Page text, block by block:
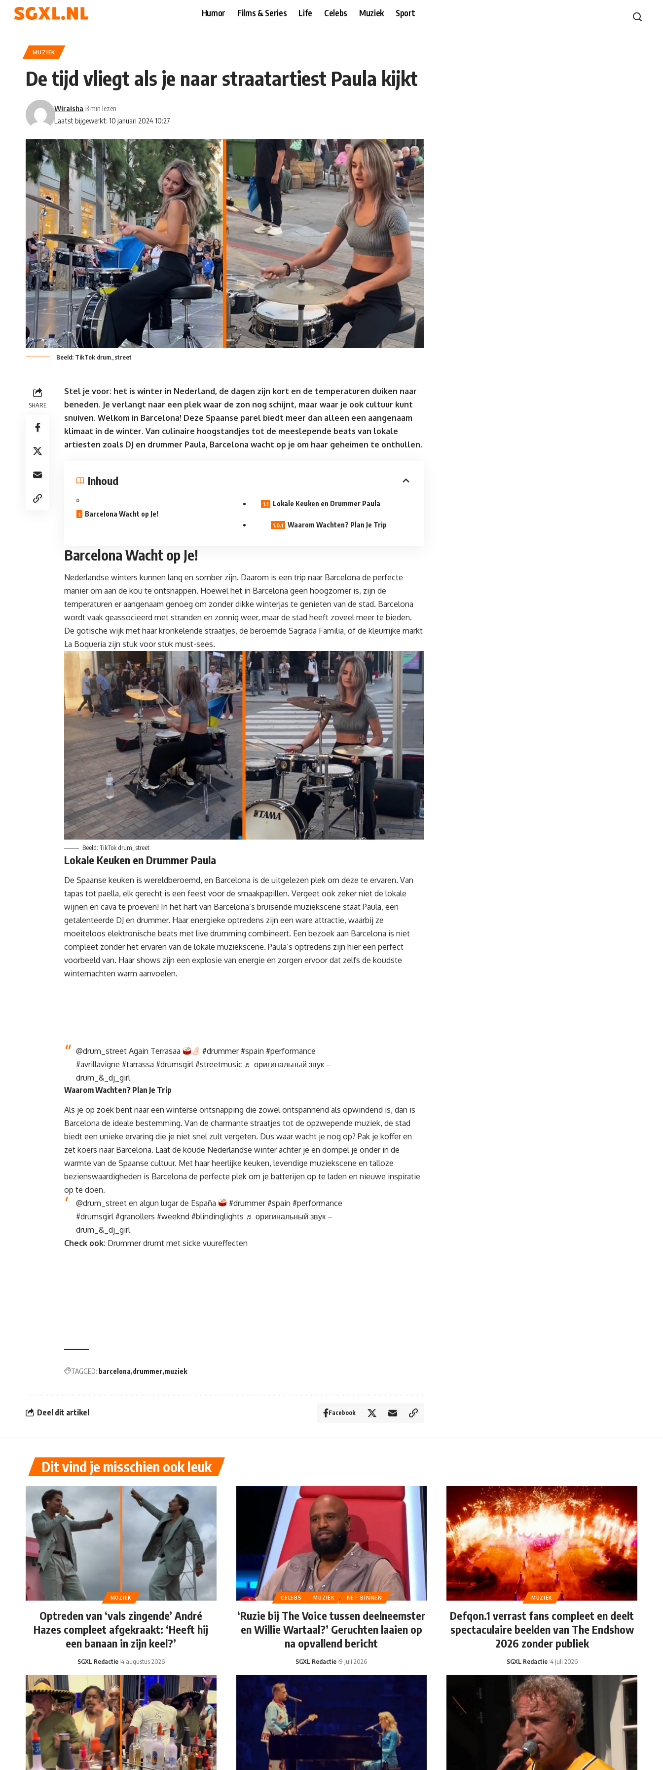
Humor Films & Series Life Celebs Muziek Sport
MUZIEK
De tijd vliegt als je naar straatartiest Paula kijkt
Laatst bijgewerkt: 10 januari 2024 10:27
Wiraisha 3 min lezen
Beeld: TikTok drum_street
SHARE
Stel je voor: het is winter in Nederland, de dagen zijn kort en de temperaturen duiken naar
beneden. Je verlangt naar een plek waar de zon nog schijnt, maar waar je ook cultuur kunt
snuiven. Welkom in Barcelona! Deze Spaanse parel biedt meer dan alleen een aangenaam
klimaat in de winter. Van culinaire hoogstandjes tot de meeslepende beats van lokale
artiesten zoals DJ en drummer Paula, Barcelona wacht op je om haar geheimen te onthullen.
Inhoud
Barcelona Wacht op Je!
Lokale Keuken en Drummer Paula
Waarom Wachten? Plan Je Trip
Barcelona Wacht op Je!
Nederlandse winters kunnen lang en somber zijn. Daarom is een trip naar Barcelona de perfecte
manier om aan de kou te ontsnappen. Hoewel het in Barcelona geen hoogzomer is, zijn de
temperaturen er aangenaam genoeg om zonder dikke winterjas te genieten van de stad. Barcelona
wordt vaak geassocieerd met stranden en zonnig weer, maar de stad heeft zoveel meer te bieden.
De gotische wijk met haar kronkelende straatjes, de beroemde Sagrada Familia, of de kleurrijke markt
La Boqueria zijn stuk voor stuk must-sees.
Beeld: TikTok drum_street
Lokale Keuken en Drummer Paula
De Spaanse keuken is wereldberoemd, en Barcelona is de uitgelezen plek om deze te ervaren. Van
tapas tot paella, elk gerecht is een feest voor de smaakpapillen. Vergeet ook zeker niet de lokale
wijnen en cava te proeven! In het hart van Barcelona’s bruisende muziekscene staat Paula, een
getalenteerde DJ en drummer. Haar energieke optredens zijn een ware attractie, waarbij ze
moeiteloos elektronische beats met live drumming combineert. Een bezoek aan Barcelona is niet
compleet zonder het ervaren van de lokale muziekscene. Paula’s optredens zijn hier een perfect
voorbeeld van. Haar shows zijn een explosie van energie en zorgen ervoor dat zelfs de koudste
winternachten warm aanvoelen.
@drum_street Again Terrasaa #drummer #spain #performance
#avrillavigne #tarrassa #drumsgirl #streetmusic ♬ оригинальный звук –
drum_&_dj_girl
Waarom Wachten? Plan Je Trip
Als je op zoek bent naar een winterse ontsnapping die zowel ontspannend als opwindend is, dan is
Barcelona de ideale bestemming. Van de charmante straatjes tot de opzwepende muziek, de stad
biedt een unieke ervaring die je niet snel zult vergeten. Dus waar wacht je nog op? Pak je koffer en
zet koers naar Barcelona. Laat de koude Nederlandse winter achter je en dompel je onder in de
warmte van de Spaanse cultuur. Met haar heerlijke keuken, levendige muziekscene en talloze
bezienswaardigheden is Barcelona de perfecte plek om je batterijen op te laden en nieuwe inspiratie
op te doen.
@drum_street en algun lugar de España #drummer #spain #performance
#drumsgirl #granollers #weeknd #blindinglights ♬ оригинальный звук –
drum_&_dj_girl
Check ook: Drummer drumt met sicke vuureffecten
TAGGED: barcelona drummer muziek
Deel dit artikel Facebook
Dit vind je misschien ook leuk
MUZIEK
Optreden van ‘vals zingende’ André
Hazes compleet afgekraakt: ‘Heeft hij
een banaan in zijn keel?’
SGXL Redactie 4 augustus 2026
CELEBS MUZIEK NET BINNEN
‘Ruzie bij The Voice tussen deelneemster
en Willie Wartaal?’ Geruchten laaien op
na opvallend bericht
SGXL Redactie 9 juli 2026
MUZIEK
Defqon.1 verrast fans compleet en deelt
spectaculaire beelden van The Endshow
2026 zonder publiek
SGXL Redactie 4 juli 2026